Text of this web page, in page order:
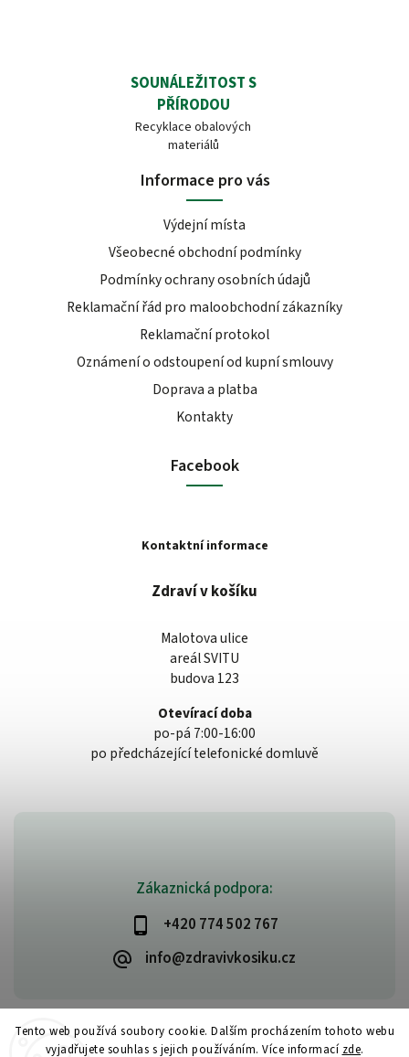
Tento web používá soubory cookie. Dalším procházením tohoto webu
vyjadřujete souhlas s jejich používáním. Více informací zde.
SOUNÁLEŽITOST S
PŘÍRODOU
Recyklace obalových
materiálů
Zákaznická podpora:
+420 774 502 767
info@zdravivkosiku.cz
Informace pro vás
Výdejní místa
Všeobecné obchodní podmínky
Podmínky ochrany osobních údajů
Reklamační řád pro maloobchodní zákazníky
Reklamační protokol
Oznámení o odstoupení od kupní smlouvy
Doprava a platba
Kontakty
Facebook
Kontaktní informace
Zdraví v košíku
Malotova ulice
areál SVITU
budova 123
Otevírací doba
po-pá 7:00-16:00
po předcházející telefonické domluvě